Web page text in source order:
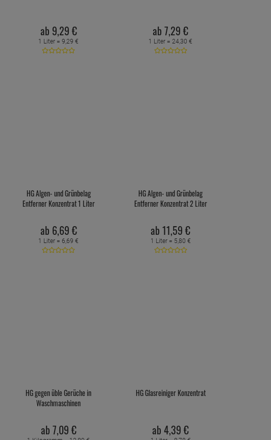
ab 9,29 €
1 Liter =9,29 €
ab 7,29 €
1 Liter =24,30 €
HG Algen- und Grünbelag
Entferner Konzentrat 1 Liter
ab 6,69 €
1 Liter = 6,69 €
HG Algen- und Grünbelag
Entferner Konzentrat 2 Liter
ab 11,59 €
1 Liter = 5,80 €
HG gegen üble Gerüche in
Waschmaschinen
ab 7,09 €
HG Glasreiniger Konzentrat
ab 4,39 €